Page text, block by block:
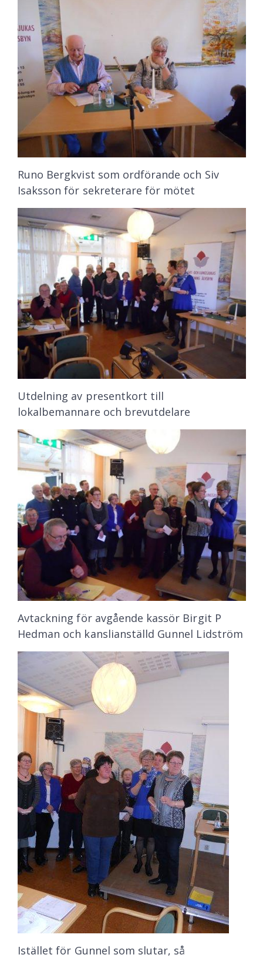
Runo Bergkvist som ordförande och Siv
Isaksson för sekreterare för mötet
Utdelning av presentkort till
lokalbemannare och brevutdelare
Avtackning för avgående kassör Birgit P
Hedman och kanslianställd Gunnel Lidström
Istället för Gunnel som slutar, så